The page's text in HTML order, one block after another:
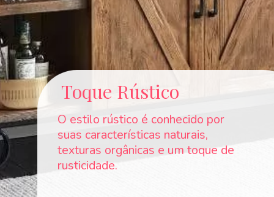
Toque Rústico
O estilo rústico é conhecido por
suas características naturais,
texturas orgânicas e um toque de
rusticidade.